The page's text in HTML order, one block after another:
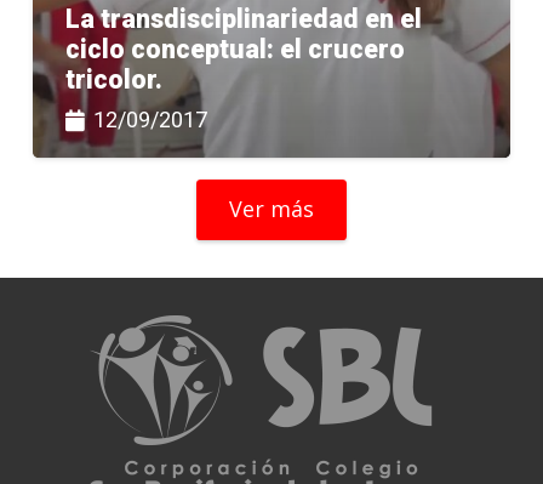
La transdisciplinariedad en el
ciclo conceptual: el crucero
tricolor.
12/09/2017
Ver más